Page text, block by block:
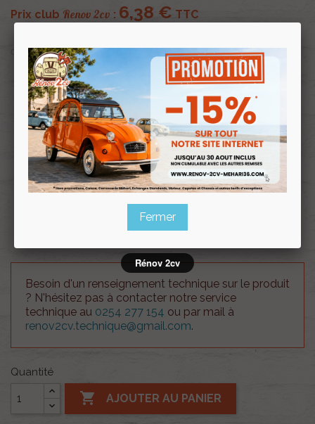
Prix club Renov 2cv : 6,38 € TTC
OU PAYER EN
Profitez de prix remisés
avec la Carte club
Renov 2cv
Souscrire
au clubRenov 2cv
Joint VITON de cache culbuteur Aluminium pour 2cv
Besoin d'un renseignement technique sur le produit
? N'hésitez pas à contacter notre service
technique au 0254 277 154 ou par mail à
renov2cv.technique@gmail.com.
Quantité
 AJOUTER AU PANIER
Fermer
Rénov 2cv